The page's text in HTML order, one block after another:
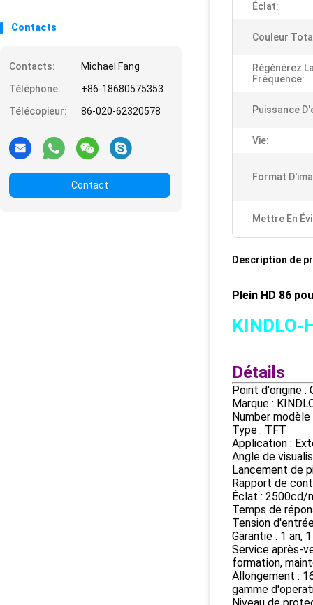
Contacts
Contacts:
Michael Fang
Téléphone:
+86-18680575353
Télécopieur:
86-020-62320578
Contact
Éclat:
Couleur
Régénérez
Fréquence:
Puissance
Vie:
Format
Mettre En
Description de
Plein HD 86
KINDLO-
Détails
Point d'origine :
Marque :
Number modèle
Type : TFT
Application :
Angle de
Lancement de
Rapport de
Éclat : 2500cd/
Temps de
Tension
Garantie : 1 an,
Service après-
formation,
Allongement :
gamme